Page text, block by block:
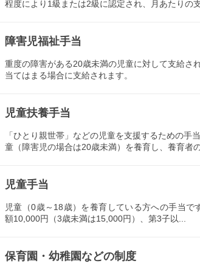
程度により1級または2級に認定され、月あたりの支
障害児福祉手当
重度の障害がある20歳未満の児童に対して支給さ
当てはまる場合に支給されます。
児童扶養手当
「ひとり親世帯」などの児童を支援するための手
童（障害児の場合は20歳未満）を養育し、養育者の
児童手当
児童（0歳～18歳）を養育している方への手当で
額10,000円（3歳未満は15,000円）、第3子以...
保育園・幼稚園などの制度